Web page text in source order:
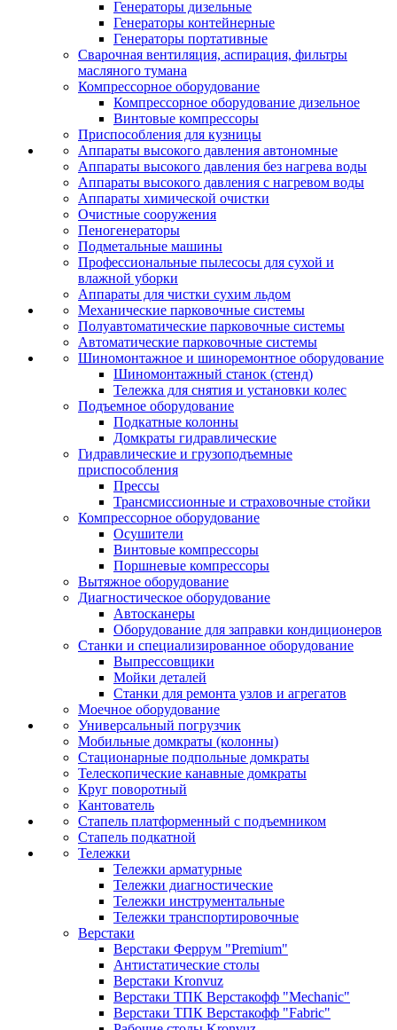
Генераторы дизельные
Генераторы контейнерные
Генераторы портативные
Сварочная вентиляция, аспирация, фильтры
масляного тумана
Компрессорное оборудование
Компрессорное оборудование дизельное
Винтовые компрессоры
Приспособления для кузницы
Аппараты высокого давления автономные
Аппараты высокого давления без нагрева воды
Аппараты высокого давления с нагревом воды
Аппараты химической очистки
Очистные сооружения
Пеногенераторы
Подметальные машины
Профессиональные пылесосы для сухой и
влажной уборки
Аппараты для чистки сухим льдом
Механические парковочные системы
Полуавтоматические парковочные системы
Автоматические парковочные системы
Шиномонтажное и шиноремонтное оборудование
Шиномонтажный станок (стенд)
Тележка для снятия и установки колес
Подъемное оборудование
Подкатные колонны
Домкраты гидравлические
Гидравлические и грузоподъемные
приспособления
Прессы
Трансмиссионные и страховочные стойки
Компрессорное оборудование
Осушители
Винтовые компрессоры
Поршневые компрессоры
Вытяжное оборудование
Диагностическое оборудование
Автосканеры
Оборудование для заправки кондиционеров
Станки и специализированное оборудование
Выпрессовщики
Мойки деталей
Станки для ремонта узлов и агрегатов
Моечное оборудование
Универсальный погрузчик
Мобильные домкраты (колонны)
Стационарные подпольные домкраты
Телескопические канавные домкраты
Круг поворотный
Кантователь
Стапель платформенный с подъемником
Стапель подкатной
Тележки
Тележки арматурные
Тележки диагностические
Тележки инструментальные
Тележки транспортировочные
Верстаки
Верстаки Феррум "Premium"
Антистатические столы
Верстаки Kronvuz
Верстаки ТПК Верстакофф "Mechanic"
Верстаки ТПК Верстакофф "Fabric"